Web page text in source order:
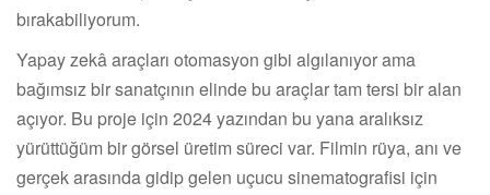
bırakabiliyorum.
Yapay zekâ araçları otomasyon gibi algılanıyor ama
bağımsız bir sanatçının elinde bu araçlar tam tersi bir alan
açıyor. Bu proje için 2024 yazından bu yana aralıksız
yürüttüğüm bir görsel üretim süreci var. Filmin rüya, anı ve
gerçek arasında gidip gelen uçucu sinematografisi için